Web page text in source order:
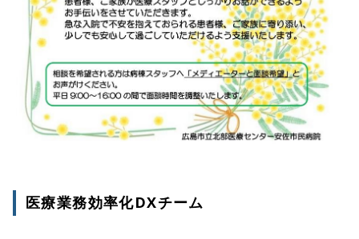
医療業務効率化DXチーム